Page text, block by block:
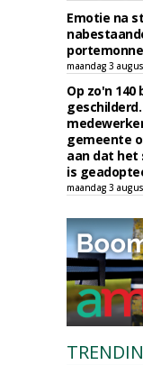
Emotie na
maandag 3
Op zo'n
gemeente
aan dat het
is
maandag 3